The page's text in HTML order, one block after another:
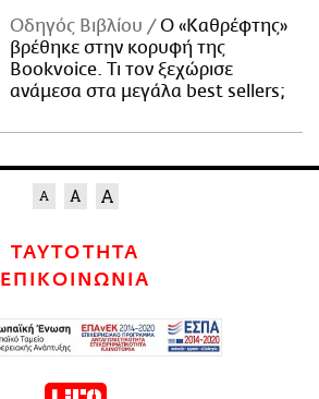
Οδηγός Βιβλίου
Ο «Καθρέφτης»
βρέθηκε στην κορυφή της
Bookvoice. Τι τον ξεχώρισε
ανάμεσα στα μεγάλα best sellers;
ΤΑΥΤΟΤΗΤΑ
ΕΠΙΚΟΙΝΩΝΙΑ